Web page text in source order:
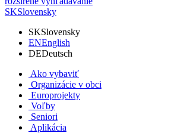
SKSlovensky
SKSlovensky
ENEnglish
DEDeutsch
Ako vybaviť
Organizácie v obci
Europrojekty
Voľby
Seniori
Aplikácia